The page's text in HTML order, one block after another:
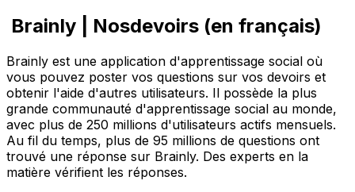
Brainly | Nosdevoirs (en français)
Brainly est une application d'apprentissage social où
vous pouvez poster vos questions sur vos devoirs et
obtenir l'aide d'autres utilisateurs. Il possède la plus
grande communauté d'apprentissage social au monde,
avec plus de 250 millions d'utilisateurs actifs mensuels.
Au fil du temps, plus de 95 millions de questions ont
trouvé une réponse sur Brainly. Des experts en la
matière vérifient les réponses.